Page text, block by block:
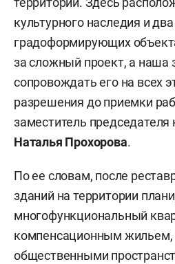
культурного наследия и
градоформирующих
за сложный проект, а наша
сопровождать его на всех
разрешения до приемки
заместитель
Наталья Прохорова.
По ее словам, после
зданий на территории
многофункциональный
компенсационным жильем,
общественными